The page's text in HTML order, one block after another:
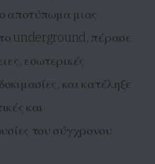
αποτύπωμα μιας
underground, πέρασε
εσωτερικές
και κατέληξε
και
του σύγχρονου